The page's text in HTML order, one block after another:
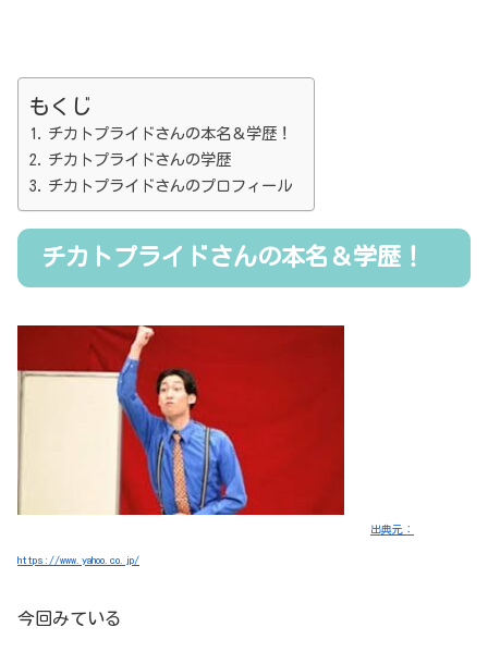
もくじ
チカトプライドさんの本名＆学歴！
チカトプライドさんの学歴
チカトプライドさんのプロフィール
チカトプライドさんの本名＆学歴！
出典元：
https://www.yahoo.co.jp/
今回みている